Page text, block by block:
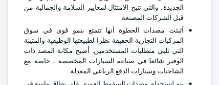
الجديدة، والتي تتيح الامتثال لمعايير السلامة والجمالية من
قبل الشركات المصنعة.
أثبتت مصدات الخطوة أنها تتمتع بنمو قوي في سوق
المركبات التجارية الخفيفة نظرا لطبيعتها الوظيفية والمتينة
التي تلبي متطلبات المستخدمين. أصبح مكانة المصد ذات
الوفير شائعا في صناعة السيارات المخصصة ، خاصة مع
الشاحنات وسيارات الدفع الرباعي المعدلة.